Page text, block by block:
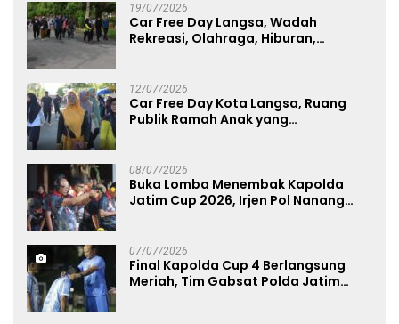
19/07/2026
Car Free Day Langsa, Wadah
Rekreasi, Olahraga, Hiburan,
12/07/2026
Car Free Day Kota Langsa, Ruang
Publik Ramah Anak yang
08/07/2026
Buka Lomba Menembak Kapolda
Jatim Cup 2026, Irjen Pol Nanang
07/07/2026
Final Kapolda Cup 4 Berlangsung
Meriah, Tim Gabsat Polda Jatim